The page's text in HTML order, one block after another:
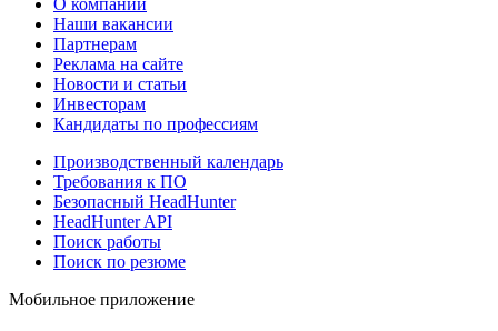
Наши вакансии
Партнерам
Реклама на сайте
Новости и статьи
Инвесторам
Кандидаты по профессиям
Производственный календарь
Требования к ПО
Безопасный HeadHunter
HeadHunter API
Поиск работы
Поиск по резюме
Мобильное приложение